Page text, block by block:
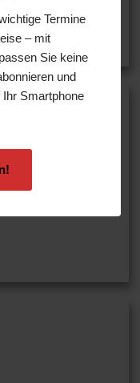
Termine
– mit
Sie keine
und
Smartphone
Hero, welche von…